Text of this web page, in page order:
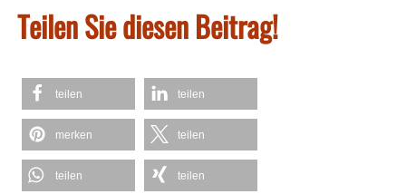
Teilen Sie diesen Beitrag!
teilen teilen
merken teilen
teilen teilen